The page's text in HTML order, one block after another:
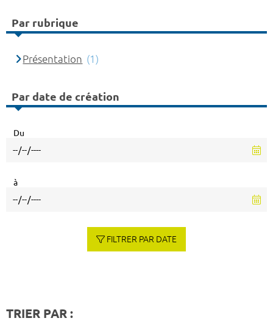
Par rubrique
Présentation (1)
Par date de création
Du
à
FILTRER PAR DATE
TRIER PAR :